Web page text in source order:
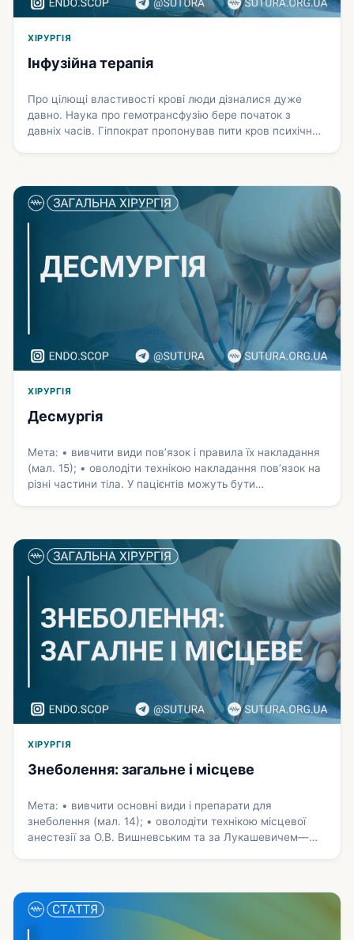
ХІРУРГІЯ
Інфузійна терапія
Про цілющі властивості крові люди дізналися дуже
давно. Наука про гемотрансфузію бере початок з
давніх часів. Гіппократ пропонував пити кров психічно
другого періоду відносять до 1628 р., коли Гарвеєм був
…Докладніше
ХІРУРГІЯ
Десмургія
Мета: • вивчити види пов’язок і правила їх накладання
(мал. 15); • оволодіти технікою накладання пов’язок на
різні частини тіла. У пацієнтів можуть бути
рекомендації щодо накладання пов’язок, необхідних
для пра­вильного лікування ушкоджень і …
ХІРУРГІЯ
Знеболення: загальне і місцеве
Мета: • вивчити основні види і препарати для
знеболення (мал. 14); • оволодіти технікою місцевої
анестезії за О.В. Вишневським та за Лукашеви­чем—
середині XIX ст. У травні 1842 р. Лонг уперше
застосував ефірний наркоз при видаленні пухлини
потилиці. На почат­ку XX …
Докладніше